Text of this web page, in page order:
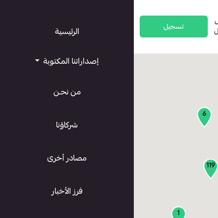
تسجيل
119
6
1
الرئيسية
إصداراتنا المكتوبة
من نحـن
شركاؤنا
مصادر أخرى
فرز الأخبار